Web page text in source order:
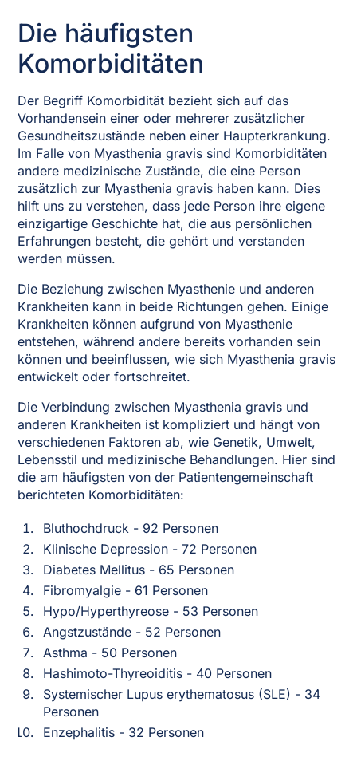
Die häufigsten
Komorbiditäten
Der Begriff Komorbidität bezieht sich auf das
Vorhandensein einer oder mehrerer zusätzlicher
Gesundheitszustände neben einer Haupterkrankung.
Im Falle von Myasthenia gravis sind Komorbiditäten
andere medizinische Zustände, die eine Person
zusätzlich zur Myasthenia gravis haben kann. Dies
hilft uns zu verstehen, dass jede Person ihre eigene
einzigartige Geschichte hat, die aus persönlichen
Erfahrungen besteht, die gehört und verstanden
werden müssen.
Die Beziehung zwischen Myasthenie und anderen
Krankheiten kann in beide Richtungen gehen. Einige
Krankheiten können aufgrund von Myasthenie
entstehen, während andere bereits vorhanden sein
können und beeinflussen, wie sich Myasthenia gravis
entwickelt oder fortschreitet.
Die Verbindung zwischen Myasthenia gravis und
anderen Krankheiten ist kompliziert und hängt von
verschiedenen Faktoren ab, wie Genetik, Umwelt,
Lebensstil und medizinische Behandlungen. Hier sind
die am häufigsten von der Patientengemeinschaft
berichteten Komorbiditäten:
Bluthochdruck - 92 Personen
Klinische Depression - 72 Personen
Diabetes Mellitus - 65 Personen
Fibromyalgie - 61 Personen
Hypo/Hyperthyreose - 53 Personen
Angstzustände - 52 Personen
Asthma - 50 Personen
Hashimoto-Thyreoiditis - 40 Personen
Systemischer Lupus erythematosus (SLE) - 34
Personen
Enzephalitis - 32 Personen